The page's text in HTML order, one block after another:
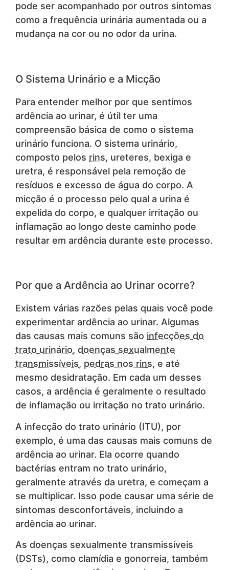
pode ser acompanhado por outros sintomas
como a frequência urinária aumentada ou a
mudança na cor ou no odor da urina.
O Sistema Urinário e a Micção
Para entender melhor por que sentimos
ardência ao urinar, é útil ter uma
compreensão básica de como o sistema
urinário funciona. O sistema urinário,
composto pelos rins, ureteres, bexiga e
uretra, é responsável pela remoção de
resíduos e excesso de água do corpo. A
micção é o processo pelo qual a urina é
expelida do corpo, e qualquer irritação ou
inflamação ao longo deste caminho pode
resultar em ardência durante este processo.
Por que a Ardência ao Urinar ocorre?
Existem várias razões pelas quais você pode
experimentar ardência ao urinar. Algumas
das causas mais comuns são infecções do
trato urinário, doenças sexualmente
transmissíveis, pedras nos rins, e até
mesmo desidratação. Em cada um desses
casos, a ardência é geralmente o resultado
de inflamação ou irritação no trato urinário.
A infecção do trato urinário (ITU), por
exemplo, é uma das causas mais comuns de
ardência ao urinar. Ela ocorre quando
bactérias entram no trato urinário,
geralmente através da uretra, e começam a
se multiplicar. Isso pode causar uma série de
sintomas desconfortáveis, incluindo a
ardência ao urinar.
As doenças sexualmente transmissíveis
(DSTs), como clamídia e gonorreia, também